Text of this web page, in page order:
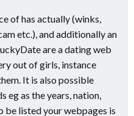
of has actually (winks,
etc.), and additionally an
are a dating web
out of girls, instance
It is also possible
eg as the years, nation,
be listed your webpages is